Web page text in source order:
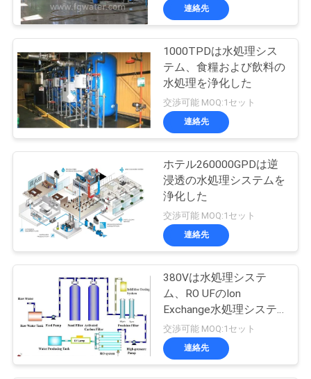
行
品
質
管
理
私
達
に
な
連絡先
1000TPDは水処理シス
テム、食糧および飲料の
水処理を浄化した
交渉可能 MOQ:1セット
連絡先
ホテル260000GPDは逆
浸透の水処理システムを
浄化した
交渉可能 MOQ:1セット
連絡先
380Vは水処理システ
ム、RO UFのIon
Exchange水処理システ
ムを浄化した
交渉可能 MOQ:1セット
連絡先